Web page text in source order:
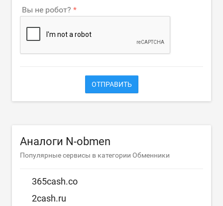
Вы не робот?
ОТПРАВИТЬ
Аналоги N-obmen
Популярные сервисы в категории Обменники
365cash.co
2cash.ru